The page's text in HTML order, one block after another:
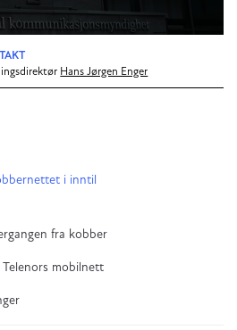
Hans Jørgen Enger
i inntil
fra kobber
Telenors mobilnett